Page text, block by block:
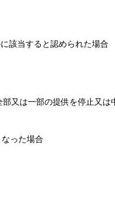
該当すると認められた場合
又は一部の提供を停止又は
った場合